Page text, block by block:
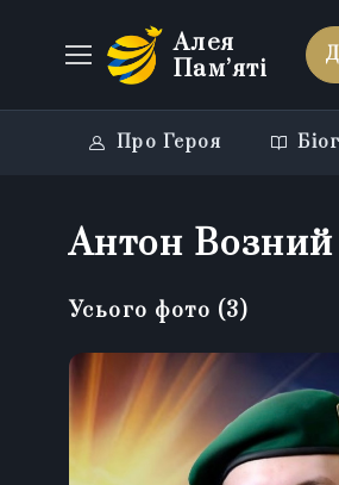
Алея
Пам’яті
Про Героя
Антон Возний
Усього фото (3)